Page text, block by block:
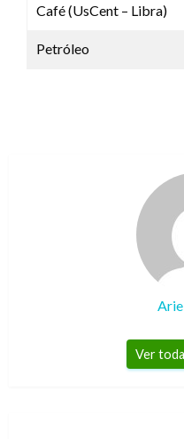
Café (UsCent – Libra)
Petróleo
Ver